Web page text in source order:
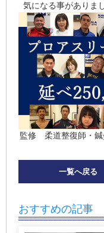
気になる事がありま
監修 柔道整復師・鍼
一覧へ戻る
おすすめの記事